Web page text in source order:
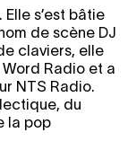
s’est bâtie
de scène DJ
claviers, elle
Radio et a
NTS Radio.
du
la pop